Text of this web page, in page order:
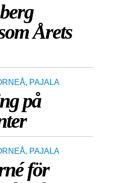
Årets
, PAJALA
på
, PAJALA
för